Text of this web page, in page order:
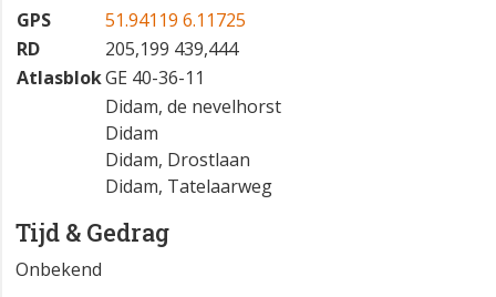
GPS
51.94119 6.11725
RD
205,199 439,444
AtlasblokGE 40-36-11
Didam, de nevelhorst
Didam
Didam, Drostlaan
Didam, Tatelaarweg
Tijd & Gedrag
Onbekend